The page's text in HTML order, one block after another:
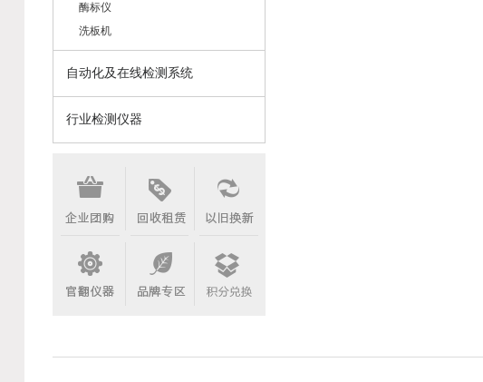
酶标仪
洗板机
自动化及在线检测系统
行业检测仪器